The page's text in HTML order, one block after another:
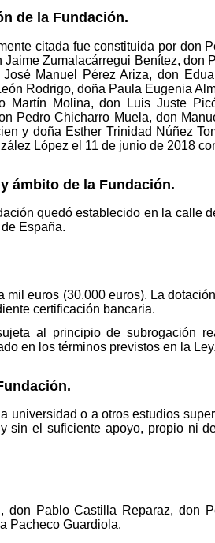
de la Fundación.
citada fue constituida por don
Zumalacárregui Benítez,
Manuel Pérez Ariza, don
Rodrigo, doña Paula Eugenia
Martín Molina, don Luis Juste
Pedro Chicharro Muela, don
y doña Esther Trinidad Núñez
López el 11 de junio de 2018
ámbito de la Fundación.
quedó establecido en la calle
España.
mil euros (30.000 euros). La
certificación bancaria.
al principio de subrogación
en los términos previstos en la
universidad o a otros estudios
sin el suficiente apoyo, propio ni
don Pablo Castilla Reparaz, don
Pacheco Guardiola.